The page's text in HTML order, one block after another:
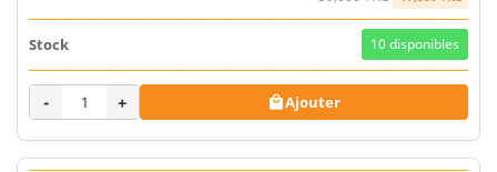
10 disponibles
- + Ajouter